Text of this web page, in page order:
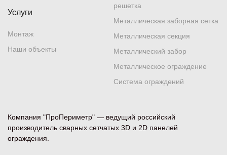
Компания "ПроПериметр" — ведущий российский
производитель сварных сетчатых 3D и 2D панелей
ограждения.
решетка
Металлическая заборная сетка
Металлическая секция
Металлический забор
Металлическое ограждение
Система ограждений
Услуги
Монтаж
Наши объекты